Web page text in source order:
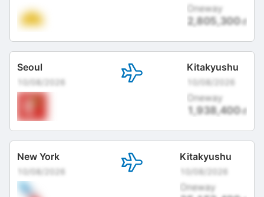
Oneway
2,805,300đ
Seoul
10/08/2026
Kitakyushu
10/08/2026
Oneway
1,938,400đ
New York
10/08/2026
Kitakyushu
10/08/2026
Oneway